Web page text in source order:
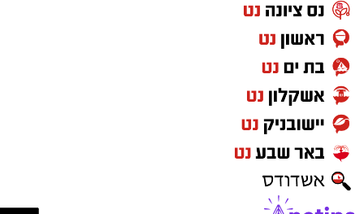
הציבור זכאי לשאול שאלה פשוטה: אם כל מה
שנאמר היה נכון מה השתנה? ואם הוא לא היה נכון
למה נאמר מלכתחילה?
בסופו של דבר, נדמה שהכיסאות והתפקידים גברו
על העקרונות. תושבי נס ציונה מצפים מנבחרי
הציבור לעמוד מאחורי המילים שלהם גם כשהדבר
אינו נוח פוליטית.
האופוזיציה בראשותי תמשיך להיות אלטרנטיבה